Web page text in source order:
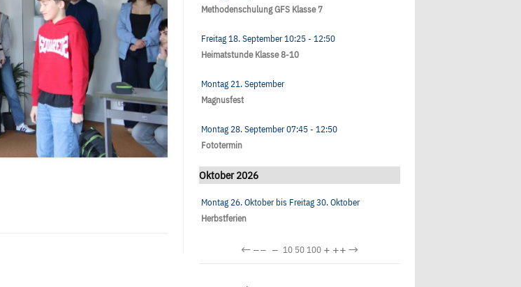
Methodenschulung GFS Klasse 7
Freitag 18. September10:25- 12:50
Heimatstunde Klasse 8-10
Montag 21. September
Magnusfest
Montag 28. September07:45- 12:50
Fototermin
Oktober 2026
Montag 26. Oktoberbis Freitag 30. Oktober
Herbstferien
←−− − 10 50100 + ++→